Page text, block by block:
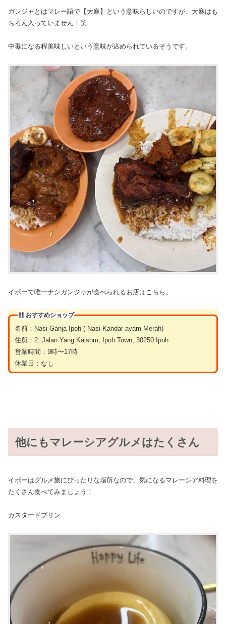
ガンジャとはマレー語で【大麻】という意味らしいのですが、大麻はも
ちろん入っていません！笑
中毒になる程美味しいという意味が込められているそうです。
イポーで唯一ナシガンジャが食べられるお店はこちら。
おすすめショップ
名前：Nasi Ganja Ipoh ( Nasi Kandar ayam Merah)
住所：2, Jalan Yang Kalsom, Ipoh Town, 30250 Ipoh
営業時間：9時〜17時
休業日：なし
他にもマレーシアグルメはたくさん
イポーはグルメ旅にぴったりな場所なので、気になるマレーシア料理を
たくさん食べてみましょう！
カスタードプリン